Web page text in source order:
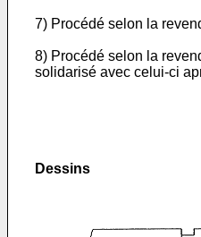
7) Procédé selon la
8) Procédé selon la
solidarisé avec celui-ci
Dessins